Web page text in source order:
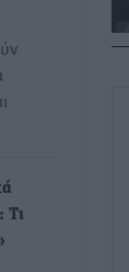
Τι